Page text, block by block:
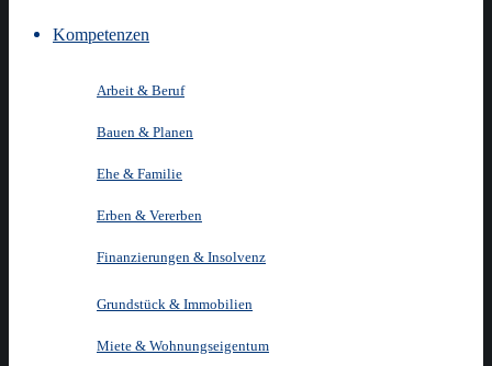
Kompetenzen
Arbeit & Beruf
Bauen & Planen
Ehe & Familie
Erben & Vererben
Finanzierungen & Insolvenz
Grundstück & Immobilien
Miete & Wohnungseigentum